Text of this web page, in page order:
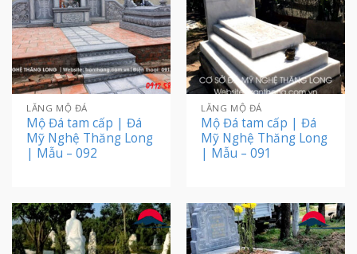
LĂNG MỘ ĐÁ
Mộ Đá tam cấp | Đá
Mỹ Nghệ Thăng Long
| Mẫu – 092
LĂNG MỘ ĐÁ
Mộ Đá tam cấp | Đá
Mỹ Nghệ Thăng Long
| Mẫu – 091